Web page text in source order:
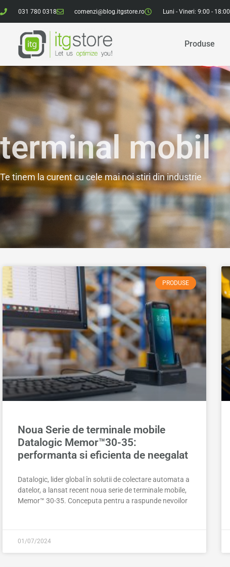
031 780 0318 comenzi@blog.itgstore.ro Luni - Vineri: 9:00 - 18:00
Produse
terminal mobil
Te tinem la curent cu cele mai noi stiri din industrie
PRODUSE
Noua Serie de terminale mobile
Datalogic Memor™30-35:
performanta si eficienta de neegalat
Datalogic, lider global în solutii de colectare automata a
datelor, a lansat recent noua serie de terminale mobile,
Memor™ 30-35. Conceputa pentru a raspunde nevoilor
01/07/2024